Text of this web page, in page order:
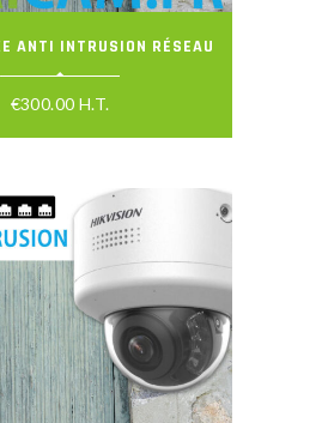
ANTI INTRUSION RÉSEAU
€300.00 H.T.